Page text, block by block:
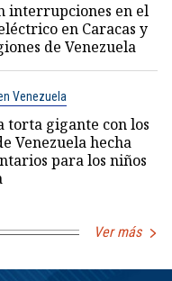
interrupciones en el
en Caracas y
de Venezuela
Venezuela
torta gigante con los
Venezuela hecha
para los niños
Ver más